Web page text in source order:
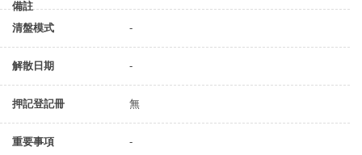
備註
清盤模式
-
解散日期 -
押記登記冊 無
重要事項 -